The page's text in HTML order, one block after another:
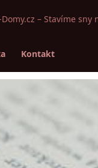
– Stavíme sny
Kontakt